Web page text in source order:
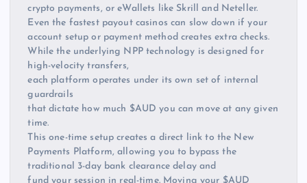
crypto payments, or eWallets like Skrill and Neteller.
Even the fastest payout casinos can slow down if your
account setup or payment method creates extra checks.
While the underlying NPP technology is designed for
high-velocity transfers,
each platform operates under its own set of internal
guardrails
that dictate how much $AUD you can move at any given
time.
This one-time setup creates a direct link to the New
Payments Platform, allowing you to bypass the
traditional 3-day bank clearance delay and
fund your session in real-time. Moving your $AUD